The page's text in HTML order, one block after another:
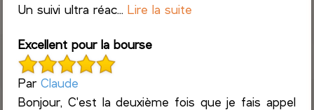
Un suivi ultra réac...Lire la suite
Excellent pour la bourse
ParClaude
Bonjour, C'est la deuxième fois que je fais appel